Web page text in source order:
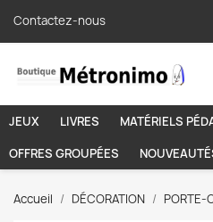
Contactez-nous
JEUX LIVRES MATÉRIELS
OFFRES GROUPÉES
Accueil DÉCORATION PORTE-